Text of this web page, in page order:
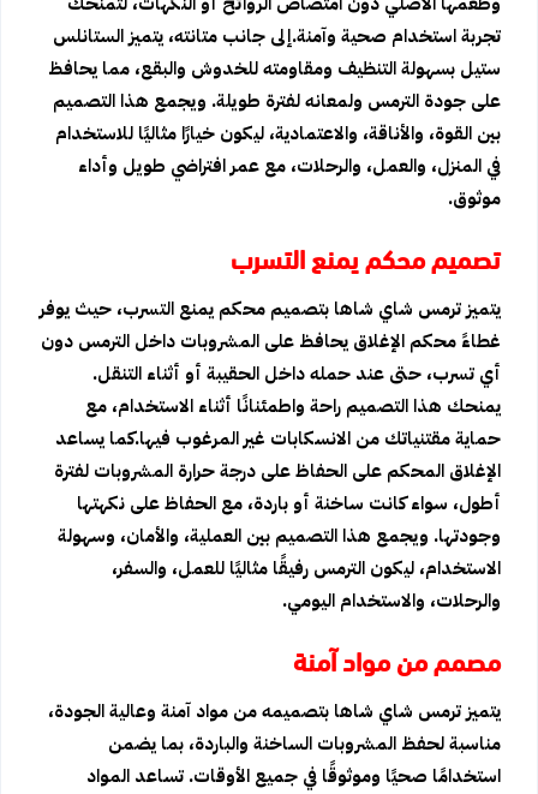
تجربة استخدام صحية وآمنة.إلى جانب متانته، يتميز الستانلس
ستيل بسهولة التنظيف ومقاومته للخدوش والبقع، مما يحافظ
على جودة الترمس ولمعانه لفترة طويلة. ويجمع هذا التصميم
بين القوة، والأناقة، والاعتمادية، ليكون خيارًا مثاليًا للاستخدام
في المنزل، والعمل، والرحلات، مع عمر افتراضي طويل وأداء
موثوق.
تصميم محكم يمنع التسرب
يتميز ترمس شاي شاها بتصميم محكم يمنع التسرب، حيث يوفر
غطاءً محكم الإغلاق يحافظ على المشروبات داخل الترمس دون
أي تسرب، حتى عند حمله داخل الحقيبة أو أثناء التنقل.
يمنحك هذا التصميم راحة واطمئنانًا أثناء الاستخدام، مع
حماية مقتنياتك من الانسكابات غير المرغوب فيها.كما يساعد
الإغلاق المحكم على الحفاظ على درجة حرارة المشروبات لفترة
أطول، سواء كانت ساخنة أو باردة، مع الحفاظ على نكهتها
وجودتها. ويجمع هذا التصميم بين العملية، والأمان، وسهولة
الاستخدام، ليكون الترمس رفيقًا مثاليًا للعمل، والسفر،
والرحلات، والاستخدام اليومي.
مصمم من مواد آمنة
يتميز ترمس شاي شاها بتصميمه من مواد آمنة وعالية الجودة،
مناسبة لحفظ المشروبات الساخنة والباردة، بما يضمن
استخدامًا صحيًا وموثوقًا في جميع الأوقات. تساعد المواد